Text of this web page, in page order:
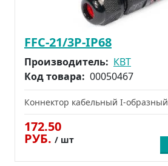
FFC-21/3Р-IP68
Производитель: КВТ
Код товара: 00050467
Коннектор кабельный I-образный
172.50
РУБ. / шт